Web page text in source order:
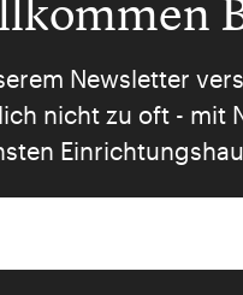
Newsletter
nicht zu oft - mit